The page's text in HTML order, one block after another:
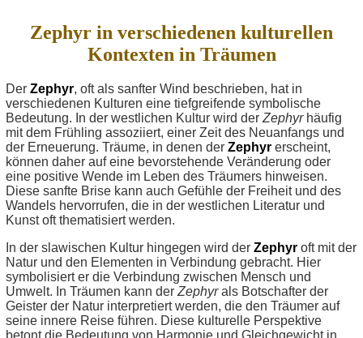
Zephyr in verschiedenen kulturellen
Kontexten in Träumen
Der Zephyr, oft als sanfter Wind beschrieben, hat in
verschiedenen Kulturen eine tiefgreifende symbolische
Bedeutung. In der westlichen Kultur wird der Zephyrhäufig
mit dem Frühling assoziiert, einer Zeit des Neuanfangs und
der Erneuerung. Träume, in denen der Zephyr erscheint,
können daher auf eine bevorstehende Veränderung oder
eine positive Wende im Leben des Träumers hinweisen.
Diese sanfte Brise kann auch Gefühle der Freiheit und des
Wandels hervorrufen, die in der westlichen Literatur und
Kunst oft thematisiert werden.
In der slawischen Kultur hingegen wird der Zephyr oft mit der
Natur und den Elementen in Verbindung gebracht. Hier
symbolisiert er die Verbindung zwischen Mensch und
Umwelt. In Träumen kann der Zephyrals Botschafter der
Geister der Natur interpretiert werden, die den Träumer auf
seine innere Reise führen. Diese kulturelle Perspektive
betont die Bedeutung von Harmonie und Gleichgewicht in